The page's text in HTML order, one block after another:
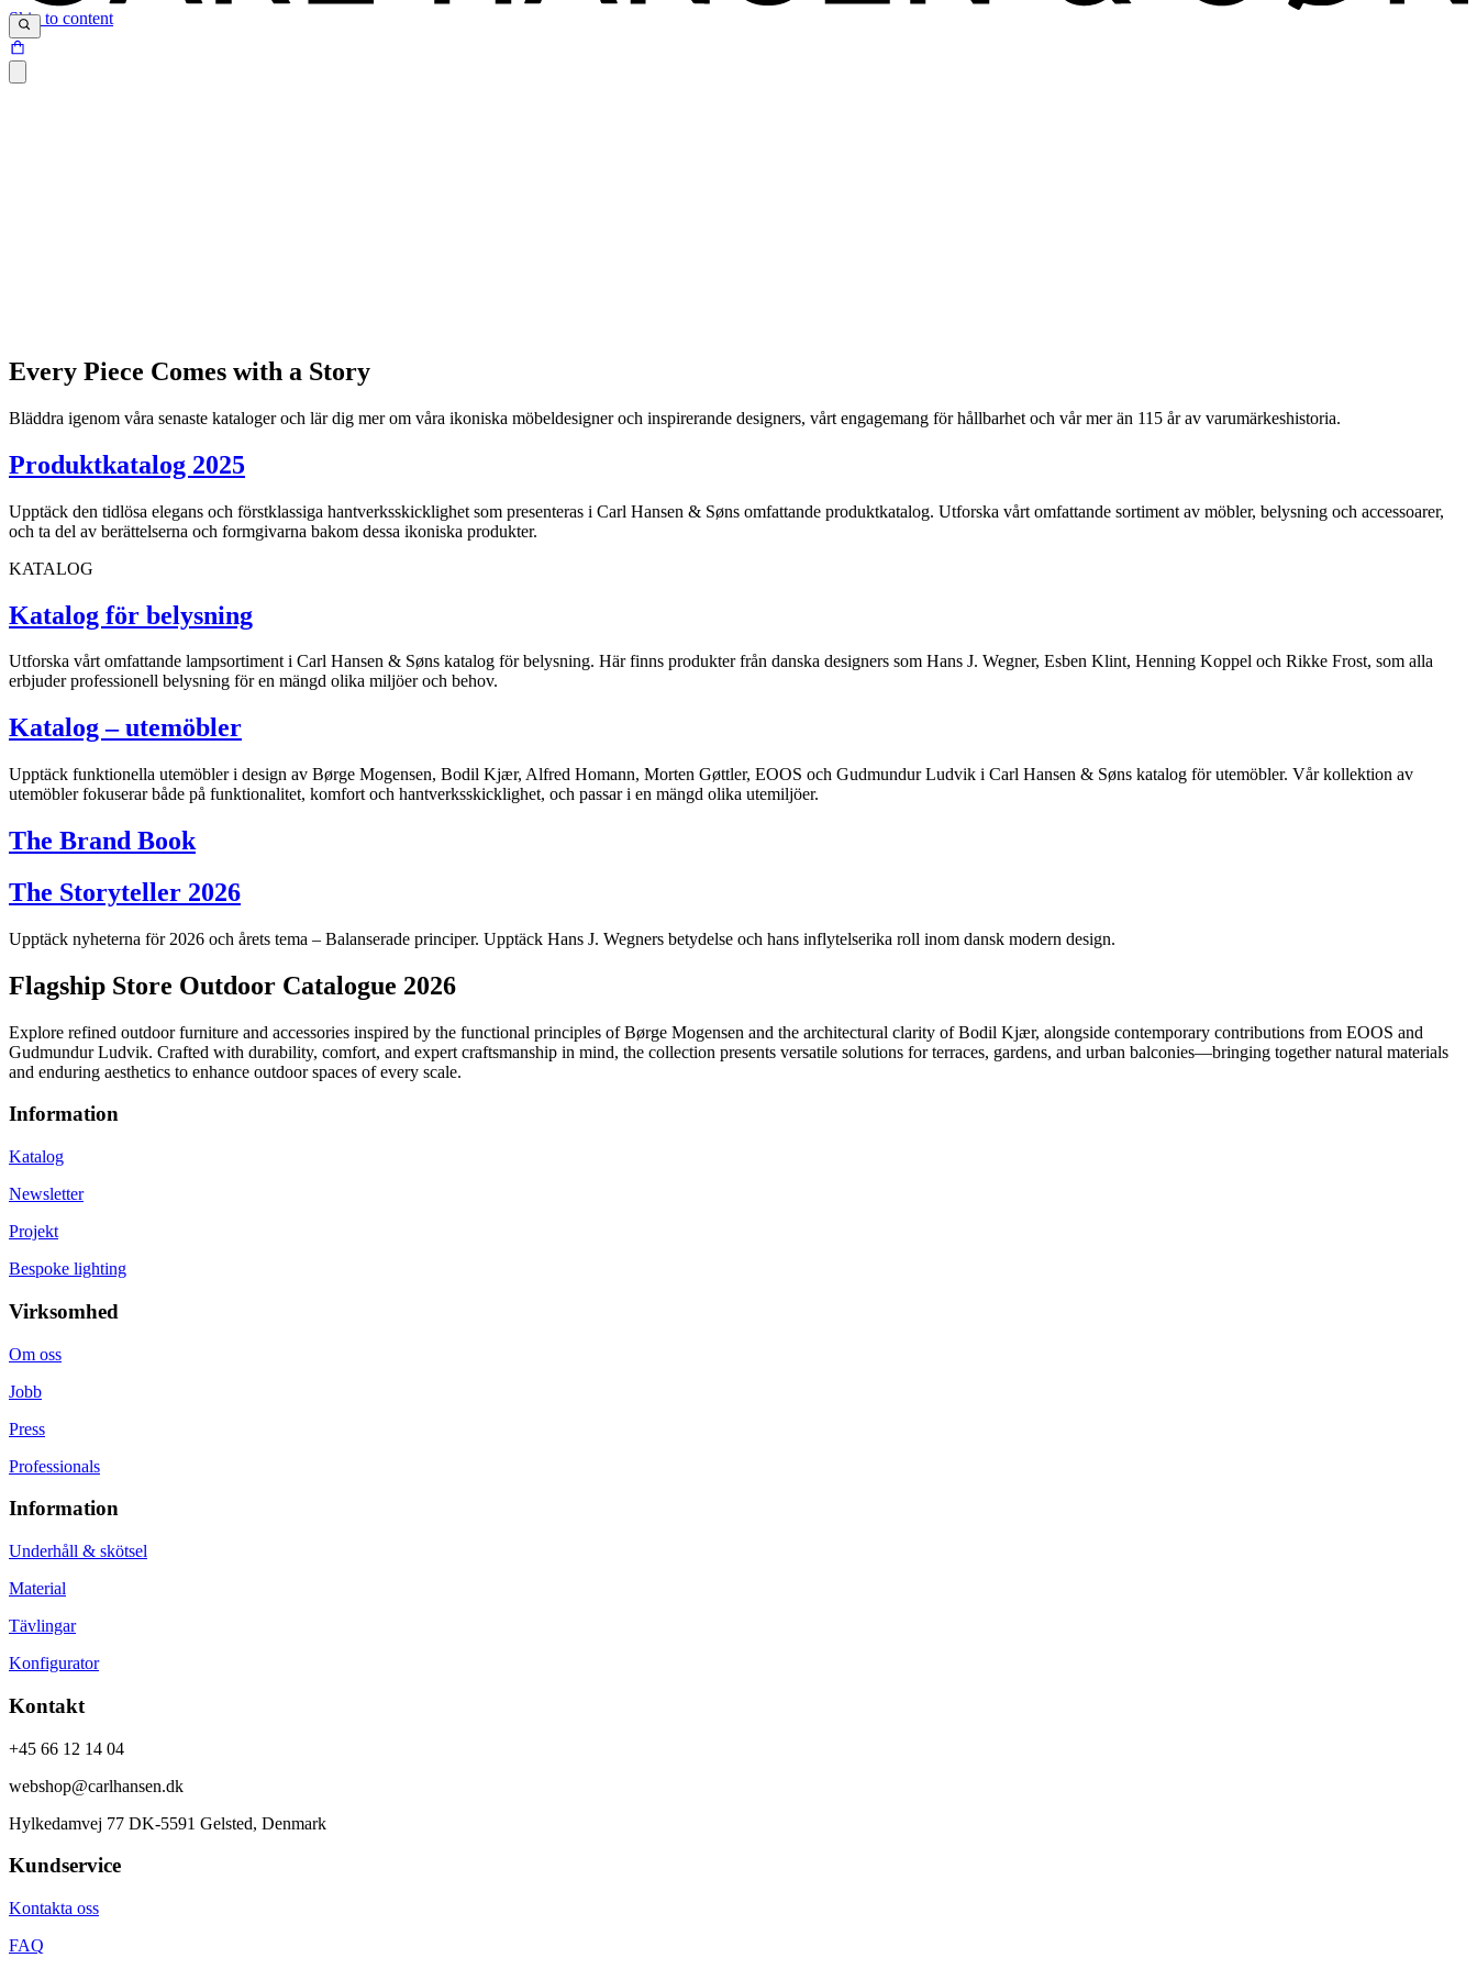
Skip to content
Every Piece Comes with a Story
Bläddra igenom våra senaste kataloger och lär dig mer om våra ikoniska möbeldesigner och inspirerande designers, vårt engagemang för hållbarhet och vår mer än 115 år av varumärkeshistoria.
Produktkatalog 2025
Upptäck den tidlösa elegans och förstklassiga hantverksskicklighet som presenteras i Carl Hansen & Søns omfattande produktkatalog. Utforska vårt omfattande sortiment av möbler, belysning och accessoarer,
och ta del av berättelserna och formgivarna bakom dessa ikoniska produkter.
KATALOG
Katalog för belysning
Utforska vårt omfattande lampsortiment i Carl Hansen & Søns katalog för belysning. Här finns produkter från danska designers som Hans J. Wegner, Esben Klint, Henning Koppel och Rikke Frost, som alla
erbjuder professionell belysning för en mängd olika miljöer och behov.
Katalog – utemöbler
Upptäck funktionella utemöbler i design av Børge Mogensen, Bodil Kjær, Alfred Homann, Morten Gøttler, EOOS och Gudmundur Ludvik i Carl Hansen & Søns katalog för utemöbler. Vår kollektion av
utemöbler fokuserar både på funktionalitet, komfort och hantverksskicklighet, och passar i en mängd olika utemiljöer.
The Brand Book
The Storyteller 2026
Upptäck nyheterna för 2026 och årets tema – Balanserade principer. Upptäck Hans J. Wegners betydelse och hans inflytelserika roll inom dansk modern design.
Flagship Store Outdoor Catalogue 2026
Explore refined outdoor furniture and accessories inspired by the functional principles of Børge Mogensen and the architectural clarity of Bodil Kjær, alongside contemporary contributions from EOOS and
Gudmundur Ludvik. Crafted with durability, comfort, and expert craftsmanship in mind, the collection presents versatile solutions for terraces, gardens, and urban balconies—bringing together natural materials
and enduring aesthetics to enhance outdoor spaces of every scale.
Information
Katalog
Newsletter
Projekt
Bespoke lighting
Virksomhed
Om oss
Jobb
Press
Professionals
Information
Underhåll & skötsel
Material
Tävlingar
Konfigurator
Kontakt
+45 66 12 14 04
webshop@carlhansen.dk
Hylkedamvej 77 DK-5591 Gelsted, Denmark
Kundservice
Kontakta oss
FAQ